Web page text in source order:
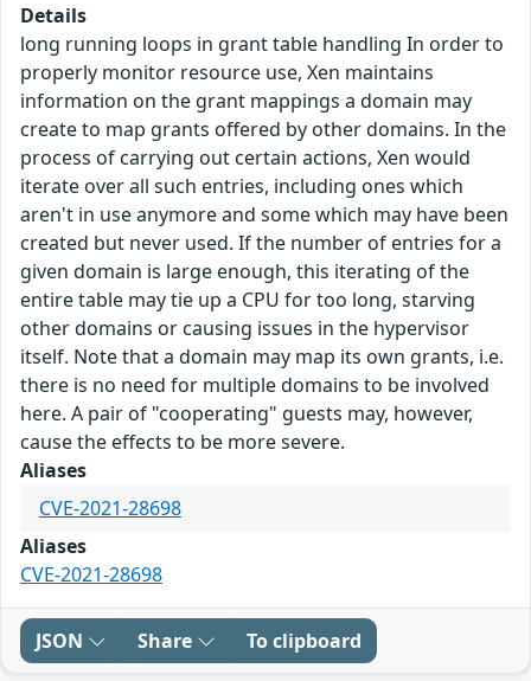
Details
long running loops in grant table handling In order to
properly monitor resource use, Xen maintains
information on the grant mappings a domain may
create to map grants offered by other domains. In the
process of carrying out certain actions, Xen would
iterate over all such entries, including ones which
aren't in use anymore and some which may have been
created but never used. If the number of entries for a
given domain is large enough, this iterating of the
entire table may tie up a CPU for too long, starving
other domains or causing issues in the hypervisor
itself. Note that a domain may map its own grants, i.e.
there is no need for multiple domains to be involved
here. A pair of "cooperating" guests may, however,
cause the effects to be more severe.
Aliases
CVE-2021-28698
Aliases
CVE-2021-28698
JSON Share To clipboard